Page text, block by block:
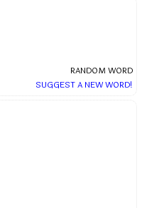
RANDOM WORD
SUGGEST A NEW WORD!